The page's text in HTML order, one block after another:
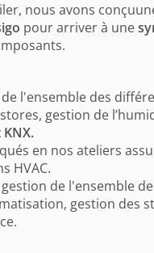
nous avons
pour arriver à une
l'ensemble des
gestion de
en nos ateliers
HVAC.
de l'ensemble
gestion des